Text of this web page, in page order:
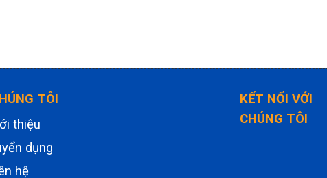
TÔI
thiệu
dụng
hệ
KẾT NỐI VỚI
CHÚNG TÔI